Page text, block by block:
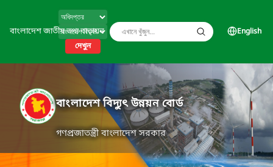
বাংলাদেশ জাতীয় তথ্য বাতায়ন
দেখুন
English
বাংলাদেশ বিদ্যুৎ উন্নয়ন বোর্ড
গণপ্রজাতন্ত্রী বাংলাদেশ সরকার